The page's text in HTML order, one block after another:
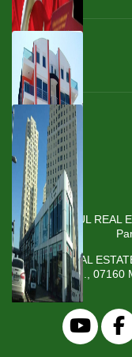
ISTANBUL REAL
ANTALYA REAL
Fener Mah., 07160